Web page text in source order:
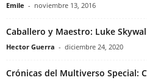
Emile - noviembre 13, 2016
Caballero y Maestro: Luke
Hector Guerra - diciembre 24, 2020
Crónicas del Multiverso Special: